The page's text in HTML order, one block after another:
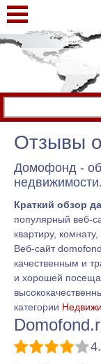
Отзывы
Домофонд -
недвижимости.
Краткий обзор
популярный веб-
квартиру,
Веб-сайт
качественным и
и хорошей
категории